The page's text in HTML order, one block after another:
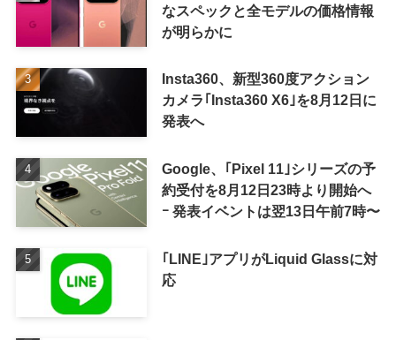
なスペックと全モデルの価格情報
が明らかに
Insta360、新型360度アクション
カメラ｢Insta360 X6｣を8月12日に
発表へ
Google、｢Pixel 11｣シリーズの予
約受付を8月12日23時より開始へ
ｰ 発表イベントは翌13日午前7時〜
｢LINE｣アプリがLiquid Glassに対
応